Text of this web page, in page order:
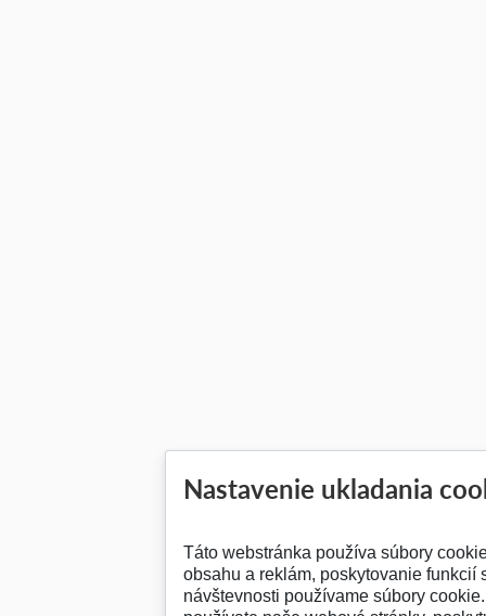
Nastavenie ukladania
Táto webstránka používa súbory
obsahu a reklám, poskytovanie funkcií
návštevnosti používame súbory